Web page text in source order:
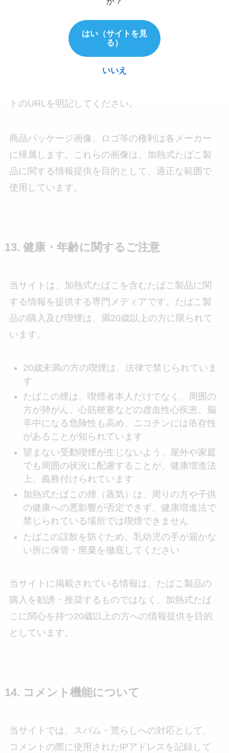
又は正当な権利を有する第三者に帰属します。
当社の許諾なく、当サイトのコンテンツを無断で
使用・複製・改変・公開及び頒布することを一切
禁止します。引用される場合は、著作権法第32条
トのURLを明記してください。
商品パッケージ画像、ロゴ等の権利は各メーカー
に帰属します。これらの画像は、加熱式たばこ製
品に関する情報提供を目的として、適正な範囲で
使用しています。
13. 健康・年齢に関するご注意
当サイトは、加熱式たばこを含むたばこ製品に関
する情報を提供する専門メディアです。たばこ製
品の購入及び喫煙は、満20歳以上の方に限られて
います。
20歳未満の方の喫煙は、法律で禁じられていま
す
たばこの煙は、喫煙者本人だけでなく、周囲の
方が肺がん、心筋梗塞などの虚血性心疾患、脳
卒中になる危険性も高め、ニコチンには依存性
があることが知られています
望まない受動喫煙が生じないよう、屋外や家庭
でも周囲の状況に配慮することが、健康増進法
上、義務付けられています
加熱式たばこの煙（蒸気）は、周りの方や子供
の健康への悪影響が否定できず、健康増進法で
禁じられている場所では喫煙できません
たばこの誤飲を防ぐため、乳幼児の手が届かな
い所に保管・廃棄を徹底してください
当サイトに掲載されている情報は、たばこ製品の
購入を勧誘・推奨するものではなく、加熱式たば
こに関心を持つ20歳以上の方への情報提供を目的
としています。
14. コメント機能について
当サイトでは、スパム・荒らしへの対応として、
コメントの際に使用されたIPアドレスを記録して
はい（サイトを見
る）
いいえ